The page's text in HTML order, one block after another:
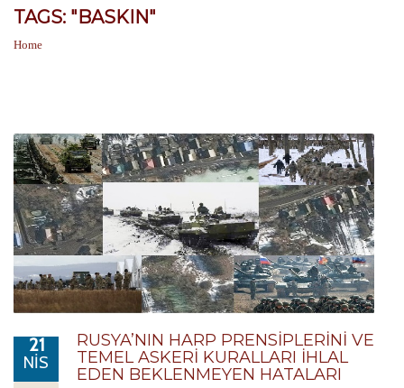
TAGS: "BASKIN"
Home
21
NIS
RUSYA’NIN HARP PRENSİPLERİNİ VE
TEMEL ASKERİ KURALLARI İHLAL
EDEN BEKLENMEYEN HATALARI